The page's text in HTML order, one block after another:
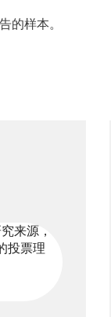
的样本。
来源，
投票理